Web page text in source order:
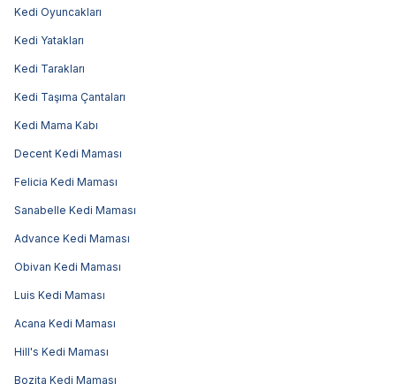
Kedi Oyuncakları
Kedi Yatakları
Kedi Tarakları
Kedi Taşıma Çantaları
Kedi Mama Kabı
Decent Kedi Maması
Felicia Kedi Maması
Sanabelle Kedi Maması
Advance Kedi Maması
Obivan Kedi Maması
Luis Kedi Maması
Acana Kedi Maması
Hill's Kedi Maması
Bozita Kedi Maması